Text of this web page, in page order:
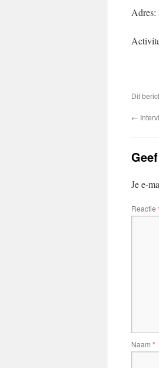
Adres:
Dit
←
Je e-
Reactie
Naam *